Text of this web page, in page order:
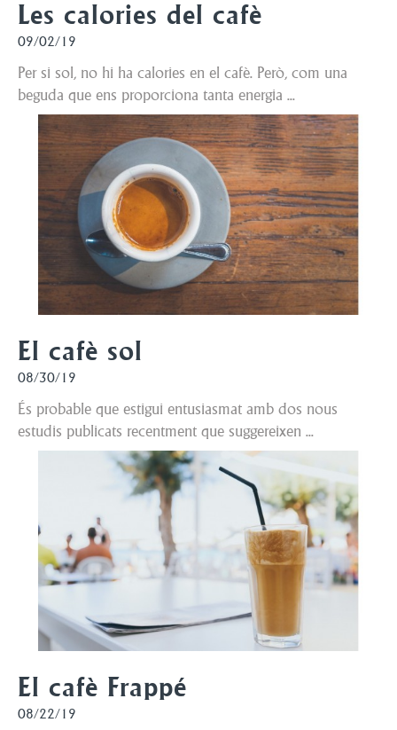
Les calories del cafè
09/02/19
Per si sol, no hi ha calories en el cafè. Però, com una
beguda que ens proporciona tanta energia ...
El cafè sol
08/30/19
És probable que estigui entusiasmat amb dos nous
estudis publicats recentment que suggereixen ...
El cafè Frappé
08/22/19